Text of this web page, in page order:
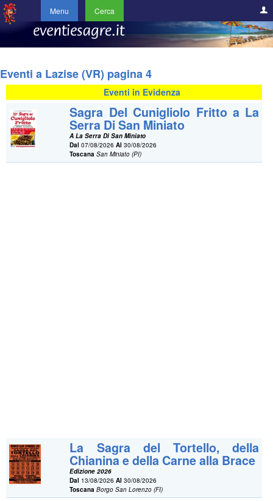
Menu Cerca
Eventi a Lazise (VR) pagina 4
Eventi in Evidenza
Sagra Del Cunigliolo Fritto a La
Serra Di San Miniato
A La Serra Di San Miniato
Dal 07/08/2026Al 30/08/2026
Toscana San Miniato (PI)
La Sagra del Tortello, della
Chianina e della Carne alla Brace
Edizione 2026
Dal 13/08/2026Al 30/08/2026
Toscana Borgo San Lorenzo (FI)